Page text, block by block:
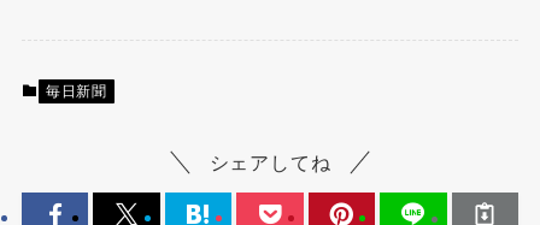
毎日新聞
シェアしてね